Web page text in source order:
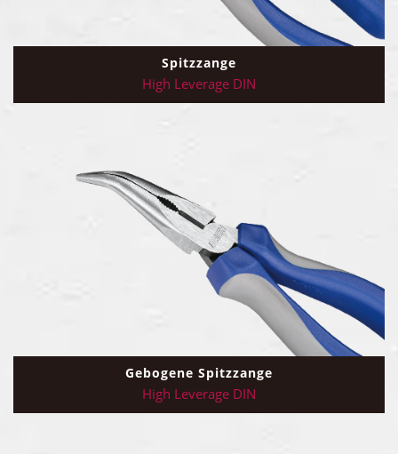
Spitzzange
High Leverage DIN
Gebogene Spitzzange
High Leverage DIN